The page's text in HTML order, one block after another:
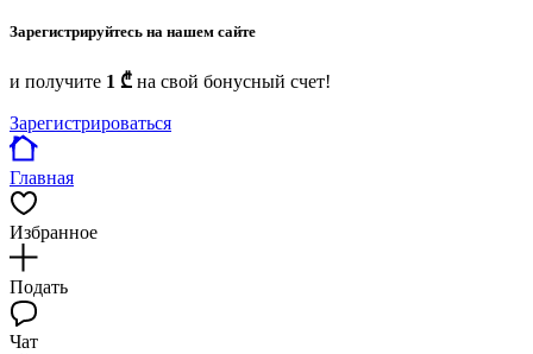
Зарегистрируйтесь на нашем сайте
и получите 1 ₾ на свой бонусный счет!
Зарегистрироваться
Главная
Избранное
Подать
Чат